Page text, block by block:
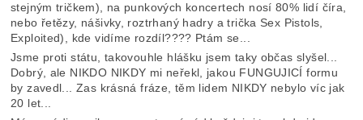
stejným tričkem), na punkových koncertech nosí 80% lidí číra,
nebo řetězy, nášivky, roztrhaný hadry a trička Sex Pistols,
Exploited), kde vidíme rozdíl???? Ptám se...
Jsme proti státu, takovouhle hlášku jsem taky občas slyšel...
Dobrý, ale NIKDO NIKDY mi neřekl, jakou FUNGUJICÍ formu
by zavedl... Zas krásná fráze, těm lidem NIKDY nebylo víc jak
20 let...